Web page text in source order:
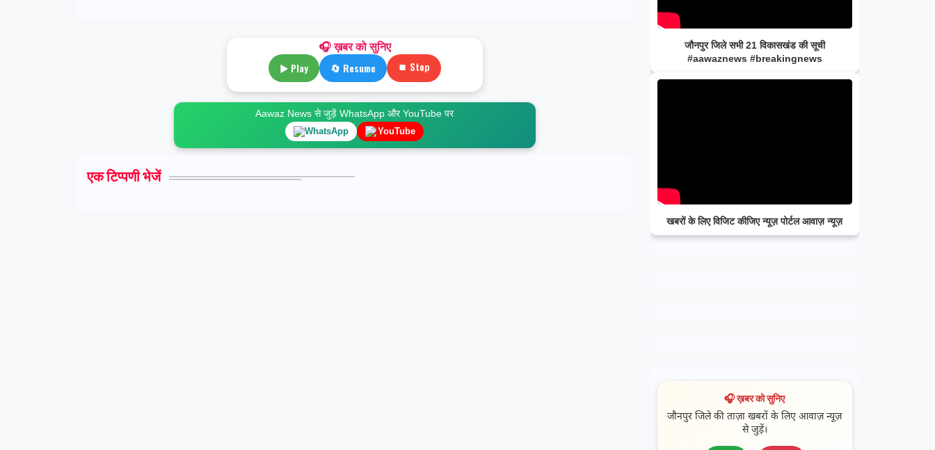
🎧 ख़बर को सुनिए
▶ Play 🔄 Resume ⏹ Stop
Aawaz News से जुड़ें WhatsApp और YouTube पर
WhatsApp YouTube
एक टिप्पणी भेजें
जौनपुर जिले सभी 21 विकासखंड की सूची
#aawaznews #breakingnews
खबरों के लिए विजिट कीजिए न्यूज़ पोर्टल आवाज़ न्यूज़
🎧 ख़बर को सुनिए
जौनपुर जिले की ताज़ा खबरों के लिए आवाज़ न्यूज़
से जुड़ें।